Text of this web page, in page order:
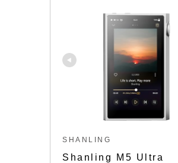
SHANLING
Shanling M5 Ultra